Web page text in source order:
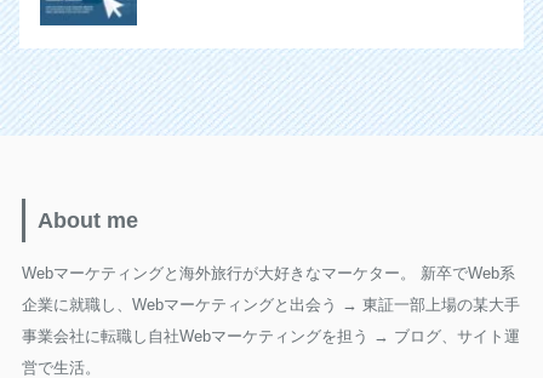
About me
Webマーケティングと海外旅行が大好きなマーケター。 新卒でWeb系
企業に就職し、Webマーケティングと出会う → 東証一部上場の某大手
事業会社に転職し自社Webマーケティングを担う → ブログ、サイト運
営で生活。